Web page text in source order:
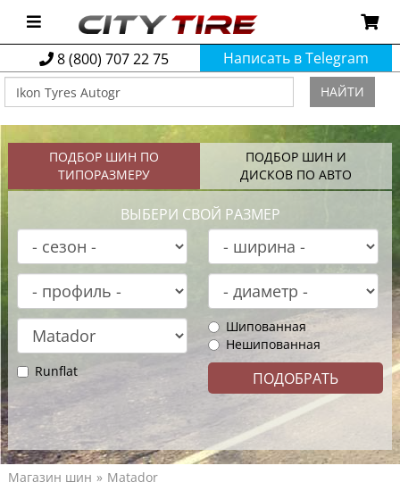
8 (800) 707 22 75 Написать в Telegram
НАЙТИ
ПОДБОР ШИН ПО
ТИПОРАЗМЕРУ
ПОДБОР ШИН И
ДИСКОВ ПО АВТО
ВЫБЕРИ СВОЙ РАЗМЕР
Шипованная
Нешипованная
Runflat
Магазин шин Matador